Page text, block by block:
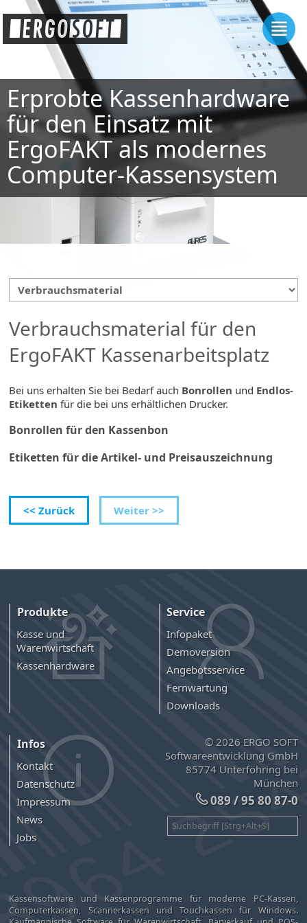
Erprobte Kassenhardware
für den Einsatz mit
ErgoFAKT als modernes
Computer-Kassensystem
Verbrauchsmaterial für den
ErgoFAKT Kassenarbeitsplatz
Bei uns erhalten Sie bei Bedarf auch Bonrollen und Endlos-
Etiketten für die bei uns erhältlichen Drucker.
Bonrollen für den Kassenbon
Etiketten für die Artikel- und Preisauszeichnung
<< Zurück Weiter >>
Produkte
Kasse und
Warenwirtschaft
Kassenhardware
Service
Infopaket
Demoversion
Angebotsservice
Fernwartung
Downloads
Infos
Kontakt
Datenschutz
Impressum
News
Jobs
© 2026 ERGO SOFT
Softwareentwicklung GmbH
85774 Unterföhring bei
München
089 / 95 80 87-0
Kassensoftware und Kassenprogramme für moderne PC-Kassen,
Computerkassen, Scannerkassen und Touchkassen für Windows.